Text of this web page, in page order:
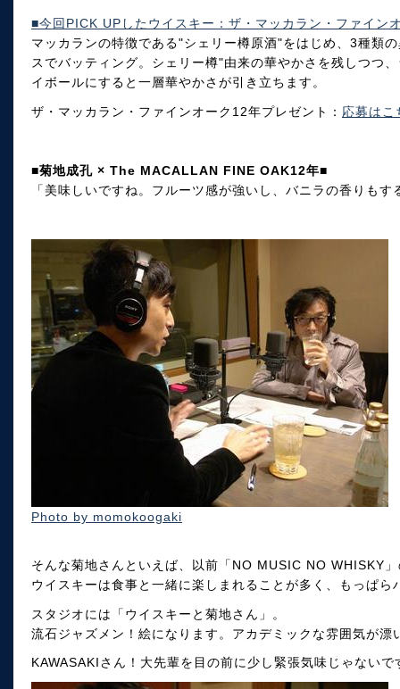
■今回PICK UPしたウイスキー：ザ・マッカラン・ファイン
マッカランの特徴である"シェリー樽原酒"をはじめ、3種類
スでバッティング。シェリー樽"由来の華やかさを残しつつ
イボールにすると一層華やかさが引き立ちます。
ザ・マッカラン・ファインオーク12年プレゼント： 応募はこ
■菊地成孔 × The MACALLAN FINE OAK12年■
「美味しいですね。フルーツ感が強いし、バニラの香りも
Photo by momokoogaki
そんな菊地さんといえば、以前「NO MUSIC NO WHISKY
ウイスキーは食事と一緒に楽しまれることが多く、もっぱ
スタジオには「ウイスキーと菊地さん」。
流石ジャズメン！絵になります。アカデミックな雰囲気が漂
KAWASAKIさん！大先輩を目の前に少し緊張気味じゃないで